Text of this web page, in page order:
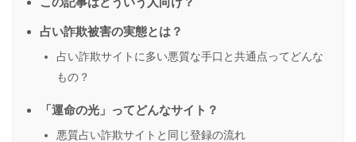
占い詐欺被害の実態とは？
占い詐欺サイトに多い悪質な手口と共通点ってどんな
もの？
「運命の光」ってどんなサイト？
悪質占い詐欺サイトと同じ登録の流れ